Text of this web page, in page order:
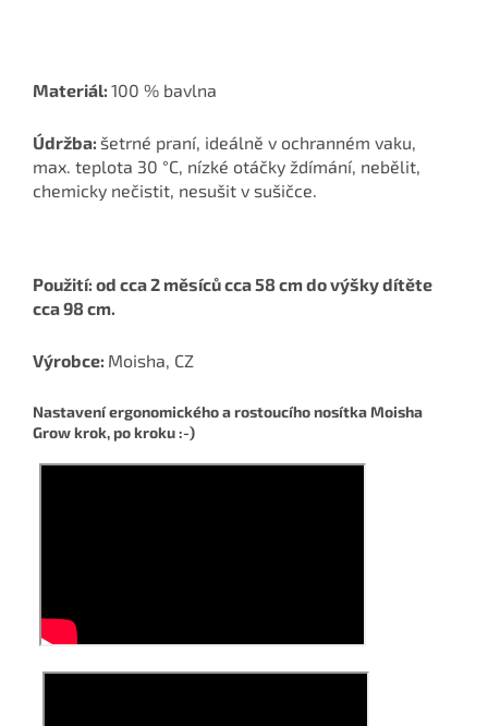
Materiál: 100 % bavlna
Údržba: šetrné praní, ideálně v ochranném vaku,
max. teplota 30 °C, nízké otáčky ždímání, nebělit,
chemicky nečistit, nesušit v sušičce.
Použití: od cca 2 měsíců cca 58 cm do výšky dítěte
cca 98 cm.
Výrobce: Moisha, CZ
Nastavení ergonomického a rostoucího nosítka Moisha
Grow krok, po kroku :-)